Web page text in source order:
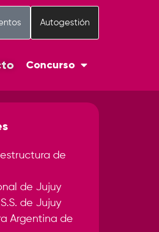
Autogestión
Concurso
de
de Jujuy
de Jujuy
Argentina de